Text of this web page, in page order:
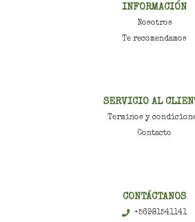
INFORMACIÓN
Nosotros
Te recomendamos
SERVICIO AL
Terminos y
Contacto
CONTÁCTANOS
+56981541141